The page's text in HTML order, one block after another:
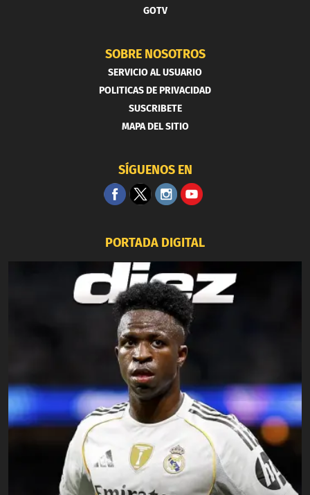
GOTV
SOBRE NOSOTROS
SERVICIO AL USUARIO
POLITICAS DE PRIVACIDAD
SUSCRIBETE
MAPA DEL SITIO
SÍGUENOS EN
PORTADA DIGITAL